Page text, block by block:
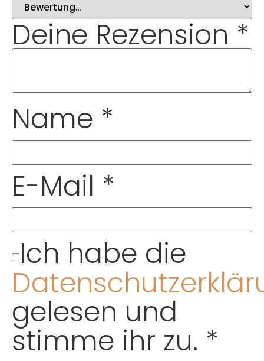
Deine Rezension *
Name *
E-Mail *
Ich habe die
gelesen und
stimme ihr zu. *